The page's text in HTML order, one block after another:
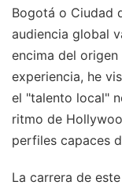
Bogotá o Ciudad
audiencia global
encima del
experiencia, he
el "talento local"
ritmo de
perfiles capaces
La carrera de